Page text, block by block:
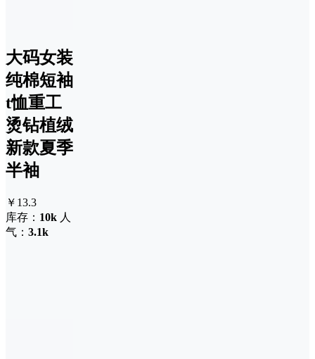
大码女装
纯棉短袖
t恤重工
烫钻植绒
新款夏季
半袖
￥13.3
库存： 10k 人
气： 3.1k